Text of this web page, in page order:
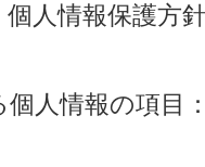
人情報保護方
人情報の項目